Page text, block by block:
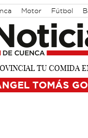
Motor Fútbol
TOMÁS